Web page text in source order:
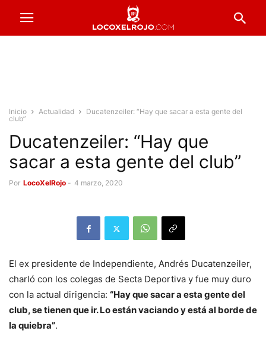
Inicio Actualidad
Ducatenzeiler: “Hay que sacar a esta gente del
club”
Ducatenzeiler: “Hay que
sacar a esta gente del club”
Por LocoXelRojo - 4 marzo, 2020
El ex presidente de Independiente, Andrés Ducatenzeiler,
charló con los colegas de Secta Deportiva y fue muy duro
con la actual dirigencia: “Hay que sacar a esta gente del
club, se tienen que ir. Lo están vaciando y está al borde de
la quiebra”.